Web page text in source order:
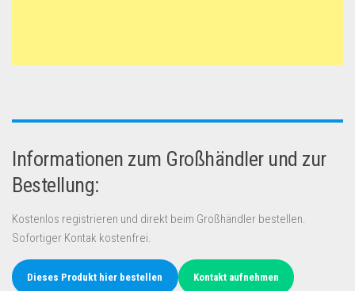
Informationen zum Großhändler und zur
Bestellung:
Kostenlos registrieren und direkt beim Großhändler bestellen.
Sofortiger Kontak kostenfrei.
Dieses Produkt hier bestellen Kontakt aufnehmen